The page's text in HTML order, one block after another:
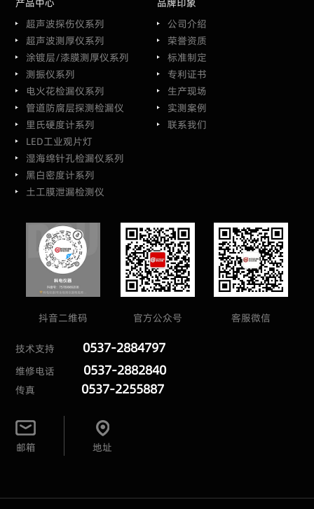
超声波探伤仪系列
超声波测厚仪系列
涂镀层/漆膜测厚仪系列
测振仪系列
电火花检漏仪系列
管道防腐层探测检漏仪
里氏硬度计系列
LED工业观片灯
湿海绵针孔检漏仪系列
黑白密度计系列
土工膜泄漏检测仪
公司介绍
荣誉资质
标准制定
专利证书
生产现场
实测案例
联系我们
抖音二维码 官方公众号 客服微信
技术支持 0537-2884797
维修电话 0537-2882840
传真 0537-2255887
邮箱 地址